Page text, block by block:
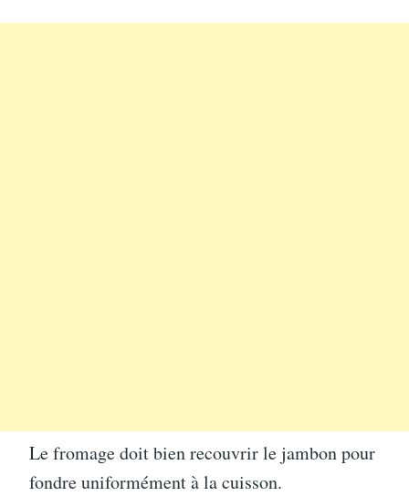
Le fromage doit bien recouvrir le jambon pour
fondre uniformément à la cuisson.